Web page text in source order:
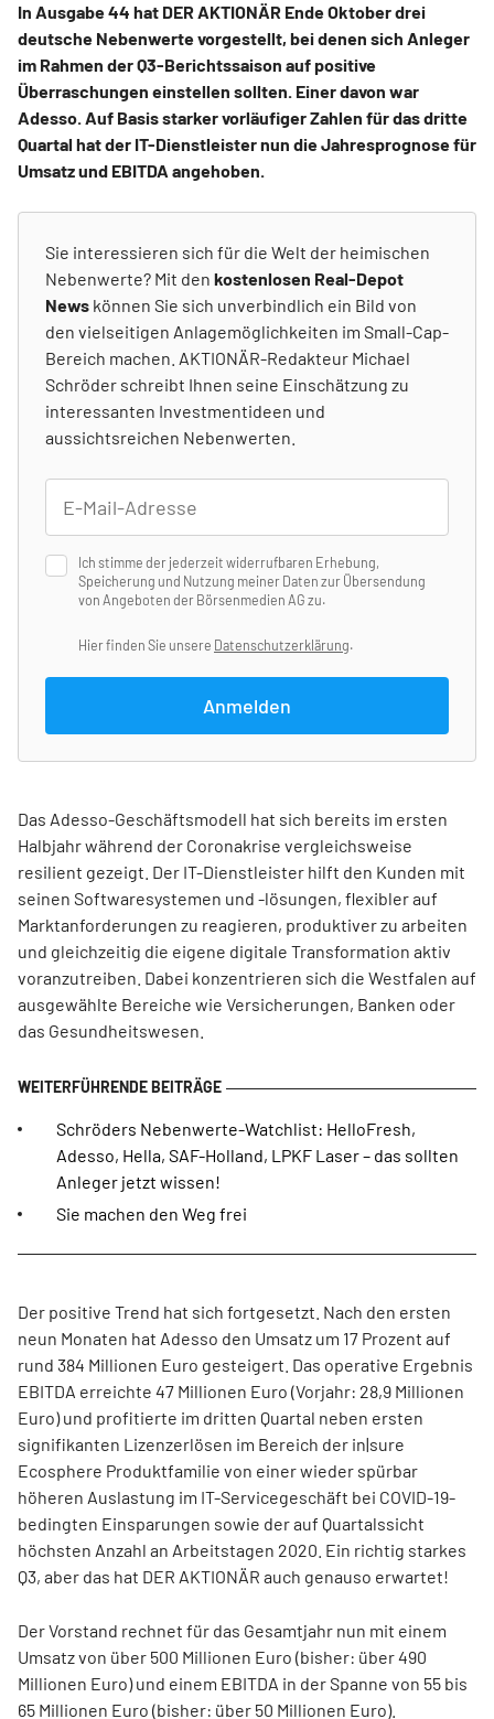
In Ausgabe 44 hat DER AKTIONÄR Ende Oktober drei
deutsche Nebenwerte vorgestellt, bei denen sich Anleger
im Rahmen der Q3-Berichtssaison auf positive
Überraschungen einstellen sollten. Einer davon war
Adesso. Auf Basis starker vorläufiger Zahlen für das dritte
Quartal hat der IT-Dienstleister nun die Jahresprognose für
Umsatz und EBITDA angehoben.
Sie interessieren sich für die Welt der heimischen
Nebenwerte? Mit den kostenlosen Real-Depot
News können Sie sich unverbindlich ein Bild von
den vielseitigen Anlagemöglichkeiten im Small-Cap-
Bereich machen. AKTIONÄR-Redakteur Michael
Schröder schreibt Ihnen seine Einschätzung zu
interessanten Investmentideen und
aussichtsreichen Nebenwerten.
Ich stimme der jederzeit widerrufbaren Erhebung,
Speicherung und Nutzung meiner Daten zur Übersendung
von Angeboten der Börsenmedien AG zu.
Hier finden Sie unsere Datenschutzerklärung.
Anmelden
Das Adesso-Geschäftsmodell hat sich bereits im ersten
Halbjahr während der Coronakrise vergleichsweise
resilient gezeigt. Der IT-Dienstleister hilft den Kunden mit
seinen Softwaresystemen und -lösungen, flexibler auf
Marktanforderungen zu reagieren, produktiver zu arbeiten
und gleichzeitig die eigene digitale Transformation aktiv
voranzutreiben. Dabei konzentrieren sich die Westfalen auf
ausgewählte Bereiche wie Versicherungen, Banken oder
das Gesundheitswesen.
Schröders Nebenwerte-Watchlist: HelloFresh,
Adesso, Hella, SAF-Holland, LPKF Laser – das sollten
Anleger jetzt wissen!
Sie machen den Weg frei
Der positive Trend hat sich fortgesetzt. Nach den ersten
neun Monaten hat Adesso den Umsatz um 17 Prozent auf
rund 384 Millionen Euro gesteigert. Das operative Ergebnis
EBITDA erreichte 47 Millionen Euro (Vorjahr: 28,9 Millionen
Euro) und profitierte im dritten Quartal neben ersten
signifikanten Lizenzerlösen im Bereich der in|sure
Ecosphere Produktfamilie von einer wieder spürbar
höheren Auslastung im IT-Servicegeschäft bei COVID-19-
bedingten Einsparungen sowie der auf Quartalssicht
höchsten Anzahl an Arbeitstagen 2020. Ein richtig starkes
Q3, aber das hat DER AKTIONÄR auch genauso erwartet!
Der Vorstand rechnet für das Gesamtjahr nun mit einem
Umsatz von über 500 Millionen Euro (bisher: über 490
Millionen Euro) und einem EBITDA in der Spanne von 55 bis
65 Millionen Euro (bisher: über 50 Millionen Euro).